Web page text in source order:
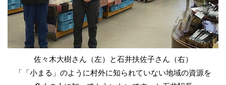
佐々木大樹さん（左）と石井扶佐子さん（右）
「「小まる」のように村外に知られていない地域の資源を